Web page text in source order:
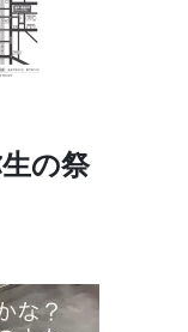
の祭